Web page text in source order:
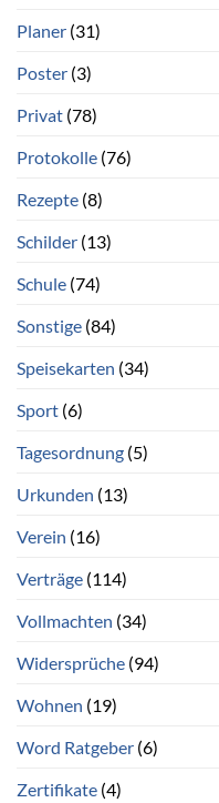
Planer (31)
Poster (3)
Privat (78)
Protokolle (76)
Rezepte (8)
Schilder (13)
Schule (74)
Sonstige (84)
Speisekarten (34)
Sport (6)
Tagesordnung (5)
Urkunden (13)
Verein (16)
Verträge (114)
Vollmachten (34)
Widersprüche (94)
Wohnen (19)
Word Ratgeber (6)
Zertifikate (4)